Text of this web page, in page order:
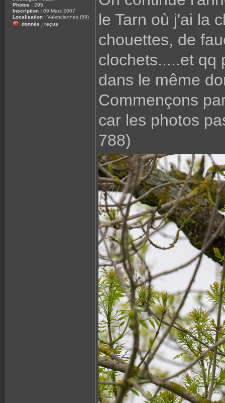
Photos : 295
Inscription : 09 Mars 2007
Localisation : Valenciennes (59)
donnés / reçus
a
le Tarn où j'ai la
chouettes, de
clochets.....et qq
dans le même
Commençons
car les photos
788)